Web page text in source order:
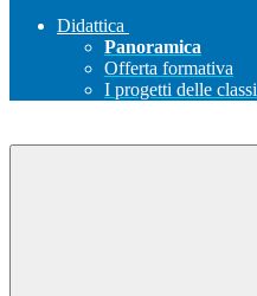
Didattica
Panoramica
Offerta formativa
I progetti delle classi